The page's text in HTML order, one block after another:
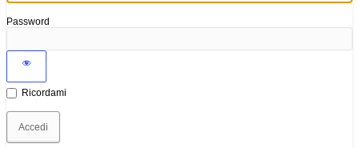
Password
Ricordami